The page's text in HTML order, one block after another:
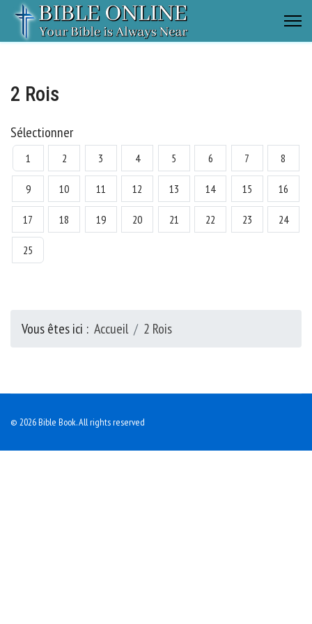
2 Rois
Sélectionner
1 2 3 4 5 6 7 8
9 10 11 12 13 14 15 16
17 18 19 20 21 22 23 24
25
Vous êtes ici : Accueil 2 Rois
© 2026 Bible Book. All rights reserved